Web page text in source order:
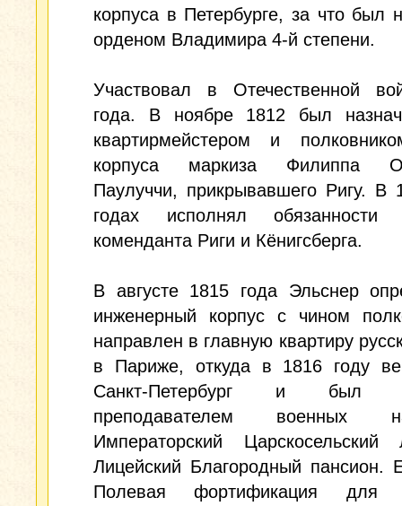
корпуса в Петербурге, за что был
орденом Владимира 4-й степени.
Участвовал в Отечественной
года. В ноябре 1812 был
квартирмейстером и
корпуса маркиза Филиппа
Паулуччи, прикрывавшего Ригу. В
годах исполнял обязанности
коменданта Риги и Кёнигсберга.
В августе 1815 года Эльснер
инженерный корпус с чином
направлен в главную квартиру
в Париже, откуда в 1816 году
Санкт-Петербург и был
преподавателем военных
Императорский
Лицейский Благородный пансион.
Полевая фортификация для